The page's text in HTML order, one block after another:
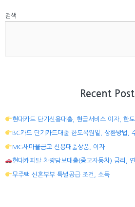
검색
Recent
현대카드 단기신용대출, 현금서비스 이자, 한
BC카드 단기카드대출 한도복원일, 상환방법,
MG새마을금고 신용대출상품, 이자
현대캐피탈 차량담보대출(중고자동차) 금리,
무주택 신혼부부 특별공급 조건, 소득